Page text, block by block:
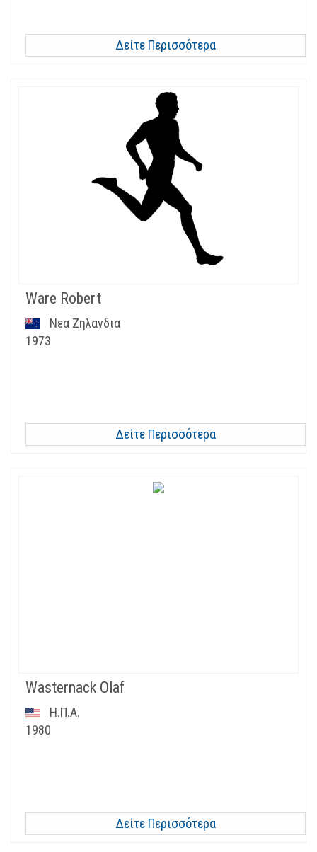
Δείτε Περισσότερα
Ware Robert
Νεα Ζηλανδια
1973
Δείτε Περισσότερα
Wasternack Olaf
Η.Π.Α.
1980
Δείτε Περισσότερα